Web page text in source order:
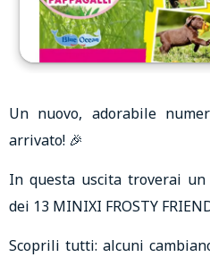
Un nuovo, adorabile
arrivato! 🎉
In questa uscita troverai un
dei 13 MINIXI FROSTY
Scoprili tutti: alcuni